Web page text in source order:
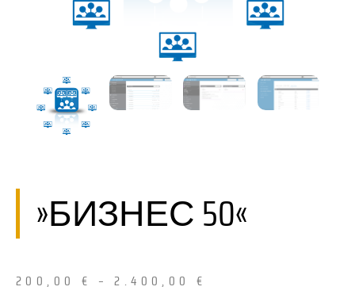
»БИЗНЕС 50«
200,00 € –2.400,00€